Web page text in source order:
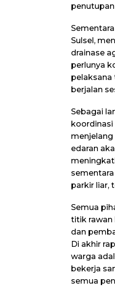
Sulsel,
drainase
perlunya
berjalan
Sebagai
koordinasi
menjelang
edaran
parkir liar,
Semua
titik rawan
dan
Di akhir
warga
bekerja
semua